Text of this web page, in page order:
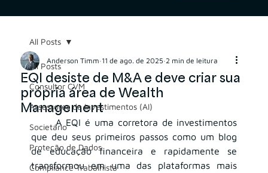
All Posts
Consultor CVM
Assessores de Investimentos (AI)
Societário
Proteção de Dados
Compliance Trabalhista
All Posts
EQI desiste de M&A e deve criar sua
própria área de Wealth
Management
Anderson Timm 11 de ago. de 2025 2 min de leitura
	A EQI é uma corretora de investimentos
que deu seus primeiros passos como um blog
de educação financeira e rapidamente se
transformou em uma das plataformas mais